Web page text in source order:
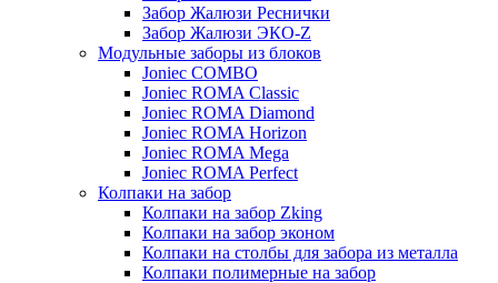
Забор Жалюзи Реснички
Забор Жалюзи ЭКО-Z
Модульные заборы из блоков
Joniec COMBO
Joniec ROMA Classic
Joniec ROMA Diamond
Joniec ROMA Horizon
Joniec ROMA Mega
Joniec ROMA Perfect
Колпаки на забор
Колпаки на забор Zking
Колпаки на забор эконом
Колпаки на столбы для забора из металла
Колпаки полимерные на забор